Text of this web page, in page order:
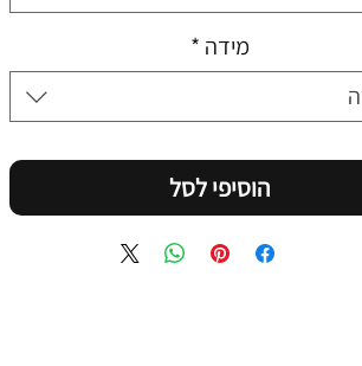
מידה *
הוסיפי לסל